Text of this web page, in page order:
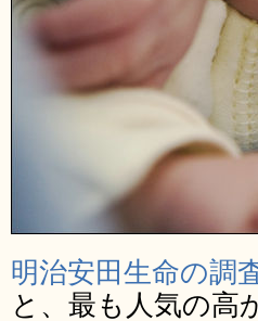
明治安田生命の調
と、最も人気の高